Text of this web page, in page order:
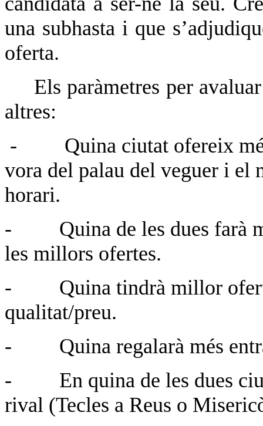
una subhasta i que
oferta.
Els paràmetres per
altres:
-
Quina ciutat ofereix
vora del palau del veguer i el
horari.
-
Quina de les dues farà
les millors ofertes.
-
Quina tindrà millor
qualitat/preu.
-
Quina regalarà més
-
En quina de les dues
rival (Tecles a Reus o